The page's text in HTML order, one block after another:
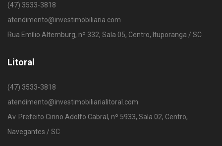
(47) 3533-3818
atendimento@investimobiliaria.com
Rua Emílio Altemburg, nº 332, Sala 05, Centro, Ituporanga / SC
Litoral
(47) 3533-3818
atendimento@investimobiliarialitoral.com
Av. Prefeito Cirino Adolfo Cabral, nº 5933, Sala 02, Centro,
Navegantes / SC